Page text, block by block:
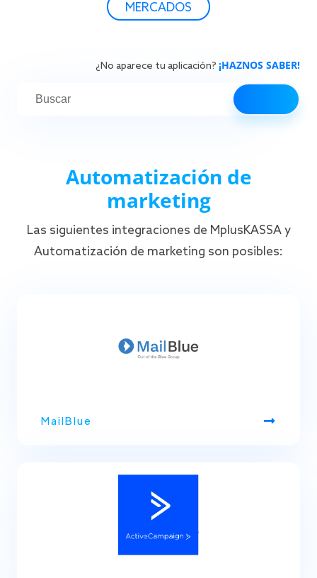
¿No aparece tu aplicación? ¡HAZNOS SABER!
Automatización de
marketing
Las siguientes integraciones de MplusKASSA y
Automatización de marketing son posibles:
MailBlue
MERCADOS